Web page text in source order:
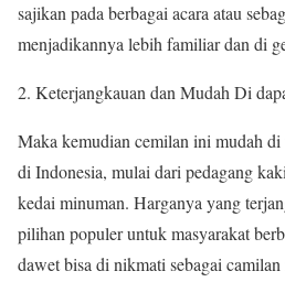
sajikan pada berbagai acara atau
menjadikannya lebih familiar dan di
Keterjangkauan dan Mudah Di
Maka kemudian cemilan ini mudah
di Indonesia, mulai dari pedagang
kedai minuman. Harganya yang
pilihan populer untuk masyarakat
dawet bisa di nikmati sebagai